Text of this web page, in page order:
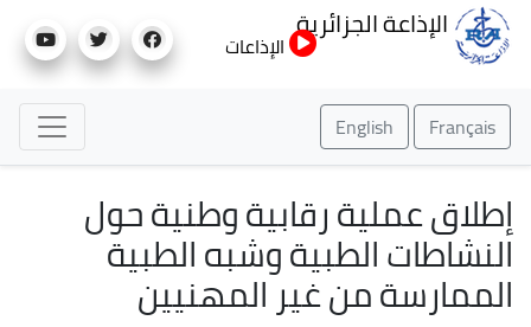
إلى
الإذاعة الجزائرية
الإذاعات
Français
English
إطلاق عملية رقابية وطنية حول
النشاطات الطبية وشبه الطبية
الممارسة من غير المهنيين